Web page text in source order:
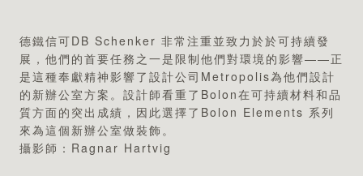
德鐵信可DB Schenker 非常注重並致力於於可持續發
展，他們的首要任務之一是限制他們對環境的影響——正
是這種奉獻精神影響了設計公司Metropolis為他們設計
的新辦公室方案。設計師看重了Bolon在可持續材料和品
質方面的突出成績，因此選擇了Bolon Elements 系列
來為這個新辦公室做裝飾。
攝影師：Ragnar Hartvig